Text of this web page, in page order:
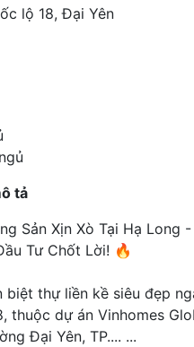
lộ 18, Đại Yên
tả
Sản Xịn Xò Tại Hạ Long
Tư Chốt Lời! 🔥
biệt thự liền kề siêu đẹp
thuộc dự án Vinhomes
Đại Yên, TP.... ...